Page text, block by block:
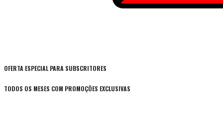
OFERTA ESPECIAL PARA SUBSCRITORES
TODOS OS MESES COM PROMOÇÕES EXCLUSIVAS